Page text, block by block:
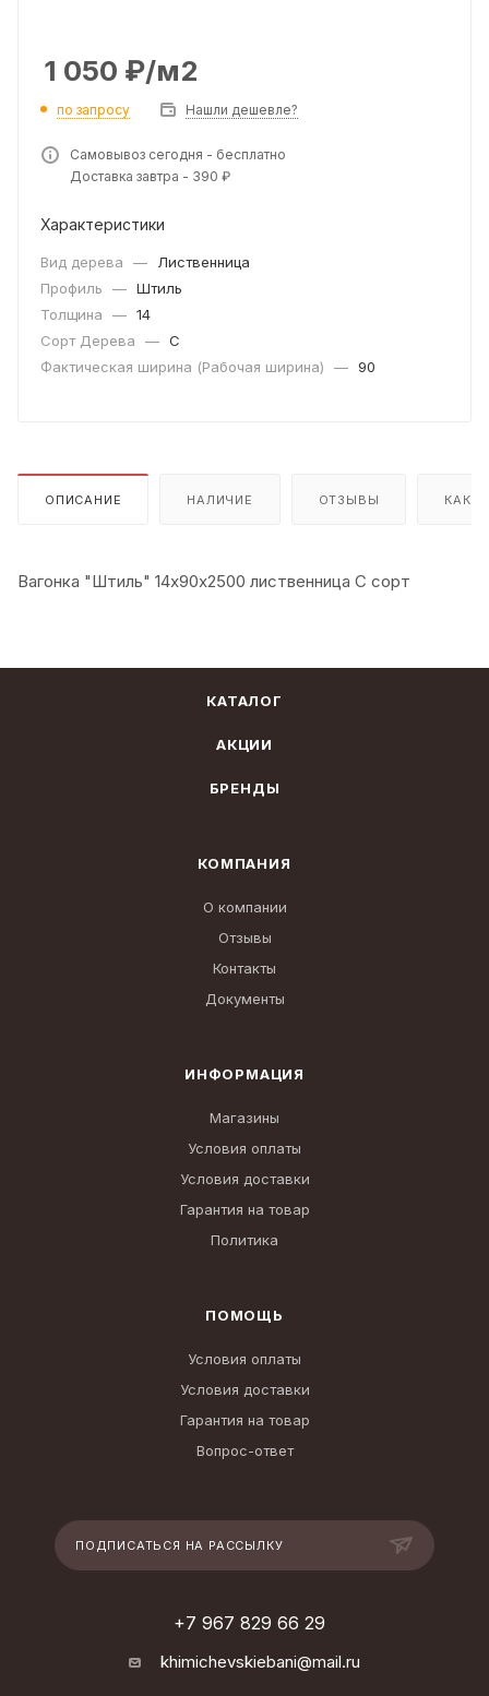
1 050 ₽/м2
по запросу Нашли дешевле?
Самовывоз сегодня - бесплатно
Доставка завтра - 390 ₽
Характеристики
Вид дерева —
Лиственница
Профиль
— Штиль
Толщина
— 14
Сорт Дерева
— C
Фактическая ширина (Рабочая ширина)
— 90
ОПИСАНИЕ НАЛИЧИЕ ОТЗЫВЫ КАК
Вагонка "Штиль" 14х90х2500 лиственница С сорт
КАТАЛОГ
АКЦИИ
БРЕНДЫ
КОМПАНИЯ
О компании
Отзывы
Контакты
Документы
ИНФОРМАЦИЯ
Магазины
Условия оплаты
Условия доставки
Гарантия на товар
Политика
ПОМОЩЬ
Условия оплаты
Условия доставки
Гарантия на товар
Вопрос-ответ
ПОДПИСАТЬСЯ НА РАССЫЛКУ
+7 967 829 66 29
khimichevskiebani@mail.ru